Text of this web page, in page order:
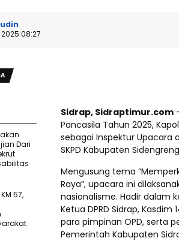
08:27
Sidrap, Sidraptimur.com
Pancasila Tahun 2025,
sebagai Inspektur Upacara
SKPD Kabupaten
Mengusung tema
Raya”, upacara ini
nasionalisme. Hadir dalam
Ketua DPRD Sidrap, Kasdim
para pimpinan OPD, serta
Pemerintah Kabupaten
Dari
57,